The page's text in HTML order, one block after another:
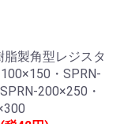
製角型レジスタ
・SPRN-
200×250・